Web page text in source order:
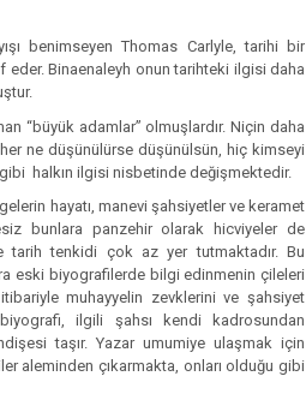
benimseyen Thomas Carlyle, tarihi bir
eder. Binaenaleyh onun tarihteki ilgisi daha
“büyük adamlar” olmuşlardır. Niçin daha
ne düşünülürse düşünülsün, hiç kimseyi
halkın ilgisi nisbetinde değişmektedir.
hayatı, manevi şahsiyetler ve keramet
bunlara panzehir olarak hicviyeler de
tarih tenkidi çok az yer tutmaktadır. Bu
eski biyografilerde bilgi edinmenin çileleri
muhayyelin zevklerini ve şahsiyet
ilgili şahsı kendi kadrosundan
taşır. Yazar umumiye ulaşmak için
aleminden çıkarmakta, onları olduğu gibi